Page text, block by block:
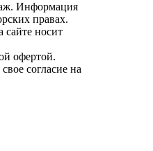
Информация
правах.
сайте носит
офертой.
согласие на